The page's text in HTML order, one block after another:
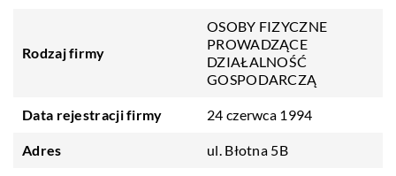
Rodzaj firmy
OSOBY FIZYCZNE
PROWADZĄCE
DZIAŁALNOŚĆ
GOSPODARCZĄ
Data rejestracji firmy 24 czerwca 1994
Adres ul. Błotna 5B